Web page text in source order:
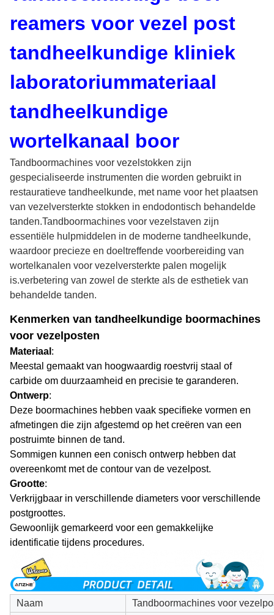
reamers voor vezel post
tandheelkundige kliniek
laboratoriummateriaal
tandheelkundige
wortelkanaal boor
Tandboormachines voor vezelstokken zijn
gespecialiseerde instrumenten die worden gebruikt in
restauratieve tandheelkunde, met name voor het plaatsen
van vezelversterkte stokken in endodontisch behandelde
tanden.Tandboormachines voor vezelstaven zijn
essentiële hulpmiddelen in de moderne tandheelkunde,
waardoor precieze en doeltreffende voorbereiding van
wortelkanalen voor vezelversterkte palen mogelijk
is.verbetering van zowel de sterkte als de esthetiek van
behandelde tanden.
Kenmerken van tandheelkundige boormachines
voor vezelposten
Materiaal :
Meestal gemaakt van hoogwaardig roestvrij staal of
carbide om duurzaamheid en precisie te garanderen.
Ontwerp:
Deze boormachines hebben vaak specifieke vormen en
afmetingen die zijn afgestemd op het creëren van een
postruimte binnen de tand.
Sommigen kunnen een conisch ontwerp hebben dat
overeenkomt met de contour van de vezelpost.
Grootte:
Verkrijgbaar in verschillende diameters voor verschillende
postgroottes.
Gewoonlijk gemarkeerd voor een gemakkelijke
identificatie tijdens procedures.
Naam
Tandboormachines voor